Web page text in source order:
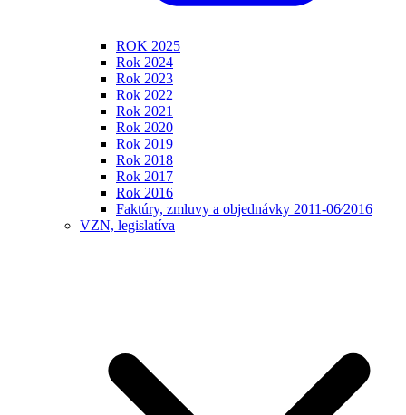
ROK 2025
Rok 2024
Rok 2023
Rok 2022
Rok 2021
Rok 2020
Rok 2019
Rok 2018
Rok 2017
Rok 2016
Faktúry, zmluvy a objednávky 2011-06⁄2016
VZN, legislatíva